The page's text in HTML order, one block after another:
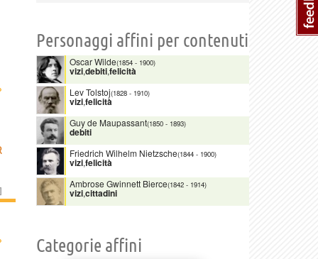
]
Personaggi affini per contenuti
Oscar Wilde(1854 - 1900)
vizi,debiti,felicità
Lev Tolstoj(1828 - 1910)
vizi,felicità
Guy de Maupassant(1850 - 1893)
debiti
Friedrich Wilhelm Nietzsche(1844 - 1900)
vizi,felicità
Ambrose Gwinnett Bierce(1842 - 1914)
vizi,cittadini
Categorie affini